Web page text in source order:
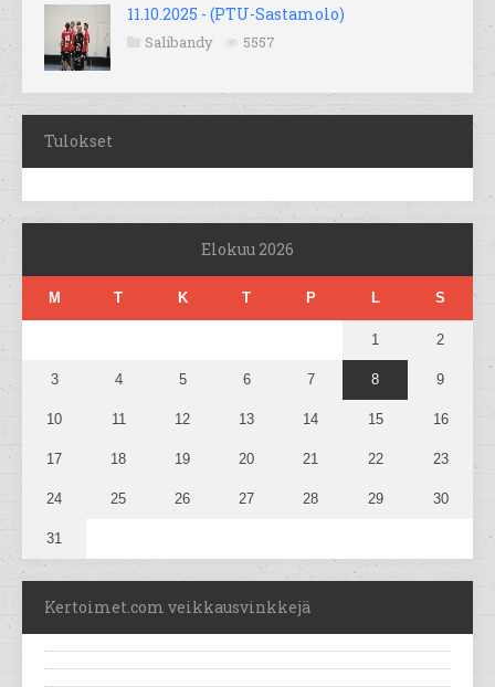
11.10.2025 - (PTU-Sastamolo)
Salibandy 5557
Tulokset
Elokuu 2026
M T K T P L S
1 2
3 4 5 6 7 8 9
10 11 12 13 14 15 16
17 18 19 20 21 22 23
24 25 26 27 28 29 30
31
Kertoimet.com veikkausvinkkejä